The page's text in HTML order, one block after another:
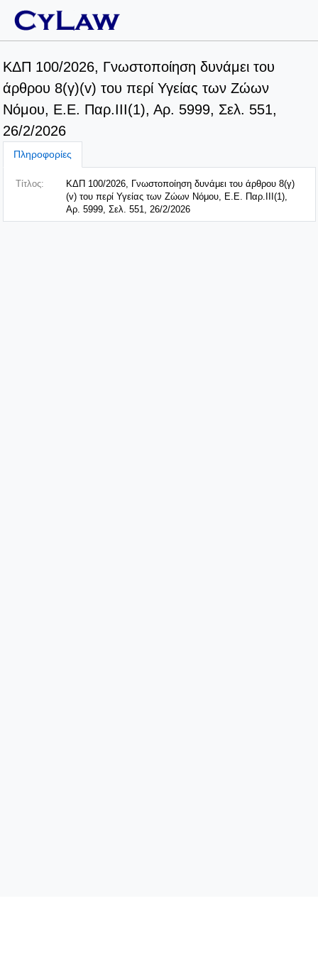
ΚΔΠ 100/2026, Γνωστοποίηση δυνάμει του
άρθρου 8(γ)(v) του περί Υγείας των Ζώων
Νόμου, E.E. Παρ.ΙΙΙ(1), Αρ. 5999, Σελ. 551,
26/2/2026
Πληροφορίες
Τίτλος:
ΚΔΠ 100/2026, Γνωστοποίηση δυνάμει του άρθρου 8(γ)
(v) του περί Υγείας των Ζώων Νόμου, E.E. Παρ.ΙΙΙ(1),
Αρ. 5999, Σελ. 551, 26/2/2026